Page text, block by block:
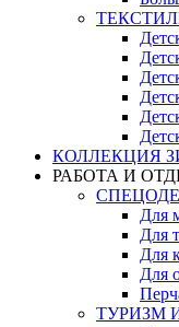
КОЛЛЕКЦИЯ
РАБОТА И
Для
Для
Для
Для
ТУРИЗМ